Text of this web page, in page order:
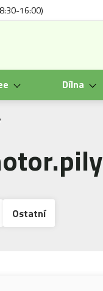
16:00)
Dílna
Ostatní